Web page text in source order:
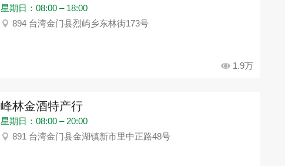
星期日：08:00 – 18:00
894 台湾金门县烈屿乡东林街173号
1.9万
峰林金酒特产行
星期日：08:00 – 20:00
891 台湾金门县金湖镇新市里中正路48号